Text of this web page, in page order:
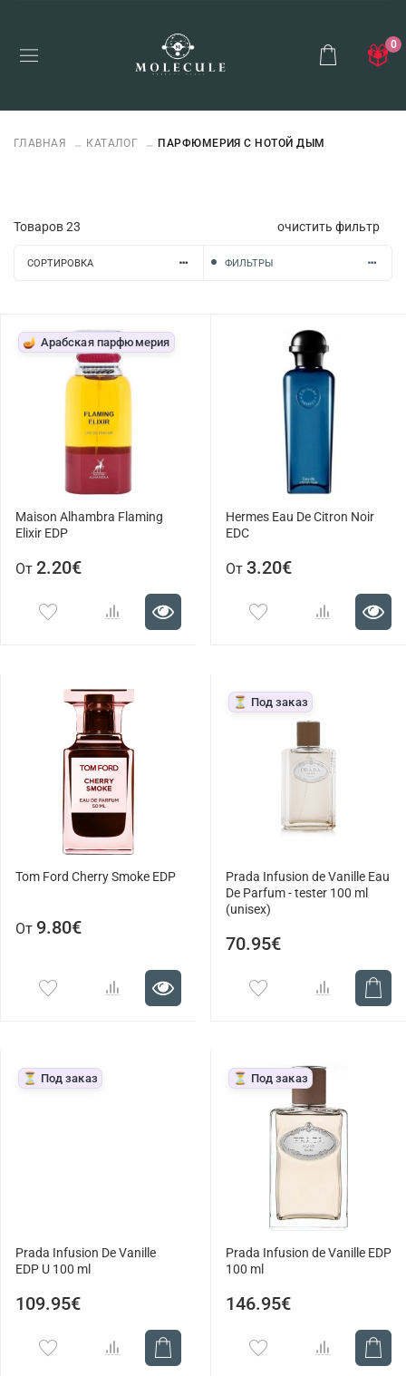
0
ГЛАВНАЯ КАТАЛОГ ПАРФЮМЕРИЯ С НОТОЙ ДЫМ
Товаров23 очистить фильтр
СОРТИРОВКА ФИЛЬТРЫ
🪔 Арабская парфюмерия
Maison Alhambra Flaming
Elixir EDP
От 2.20€
Hermes Eau De Citron Noir
EDC
От 3.20€
Tom Ford Cherry Smoke EDP
От 9.80€
⏳ Под заказ
Prada Infusion de Vanille Eau
De Parfum - tester 100 ml
(unisex)
70.95€
⏳ Под заказ
Prada Infusion De Vanille
EDP U 100 ml
109.95€
⏳ Под заказ
Prada Infusion de Vanille EDP
100 ml
146.95€